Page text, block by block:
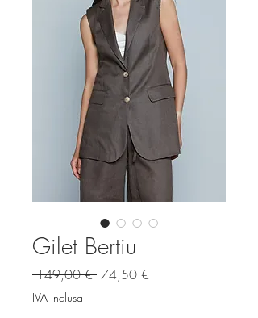
Gilet Bertiu
149,00 € Prezzo
74,50 €
IVA inclusa